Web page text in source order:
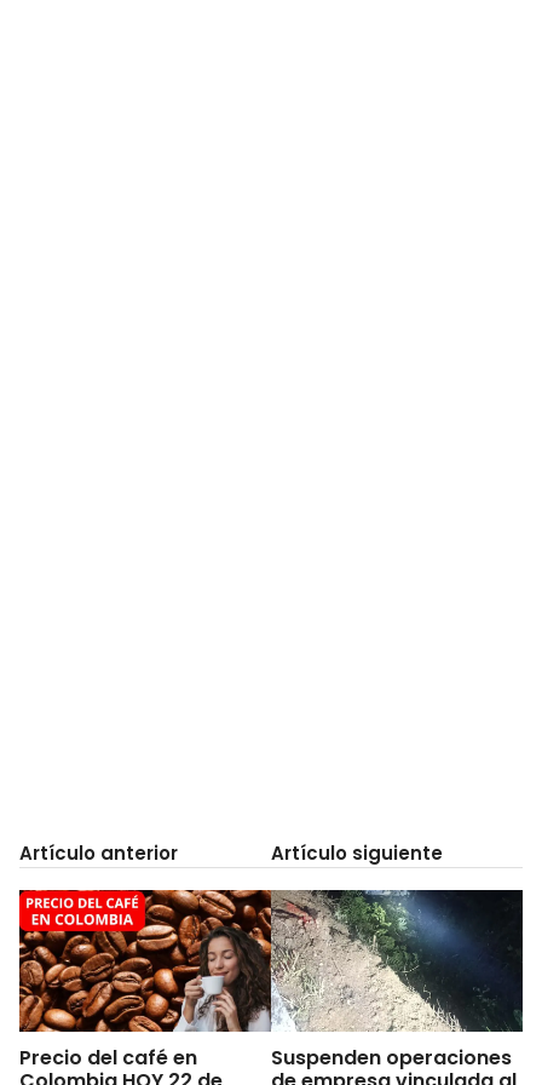
Artículo anterior
Precio del café en
Artículo siguiente
Suspenden operaciones